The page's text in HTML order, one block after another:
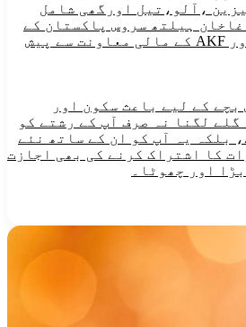
،آلو،تیل اورگھی شامل
ہیلتھ سروس پاکستان کے
CASI پراجیکٹ اور AKF کے مالی معاونت سے پیش
کے لیے باعث سکون اور
گلے لگنا نہ صرف آپ کے رشتے کو
بلکہ یہ آپ کو ان کے ساتھ نئے
کا اشتراک کرنے کی بھی اجازت
اور چھوٹا۔